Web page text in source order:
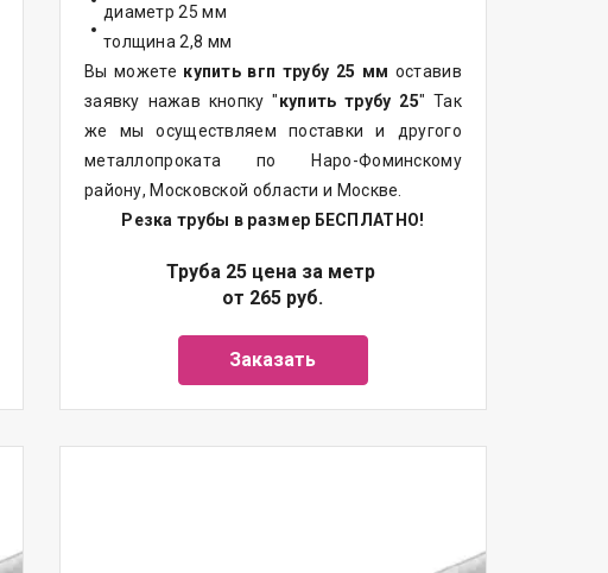
диаметр 25 мм
толщина 2,8 мм
Вы можете купить вгп трубу 25 мм оставив
заявку нажав кнопку "купить трубу 25" Так
же мы осуществляем поставки и другого
металлопроката по Наро-Фоминскому
району, Московской области и Москве.
Резка трубы в размер БЕСПЛАТНО!
Труба 25 цена за метр
от 265 руб.
Заказать